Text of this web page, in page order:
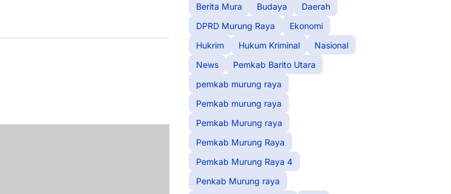
Berita Mura Budaya
Daerah
DPRD Murung Raya
Ekonomi
Hukrim
Hukum Kriminal
Nasional
News
Pemkab Barito Utara
pemkab murung raya
Pemkab murung raya
Pemkab Murung raya
Pemkab Murung Raya
Pemkab Murung Raya 4
Penkab Murung raya